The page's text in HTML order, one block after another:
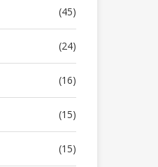
(45)
(24)
(16)
(15)
(15)